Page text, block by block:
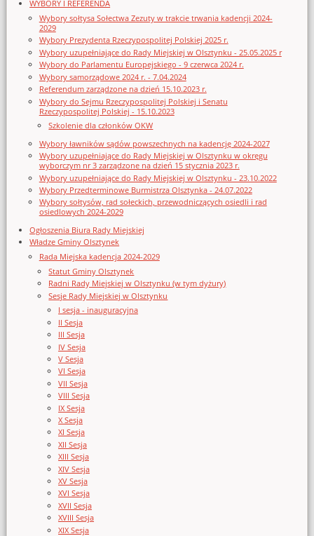
WYBORY I REFERENDA
Wybory sołtysa Sołectwa Zezuty w trakcie trwania kadencji 2024-
2029
Wybory Prezydenta Rzeczypospolitej Polskiej 2025 r.
Wybory uzupełniające do Rady Miejskiej w Olsztynku - 25.05.2025 r
Wybory do Parlamentu Europejskiego - 9 czerwca 2024 r.
Wybory samorządowe 2024 r. - 7.04.2024
Referendum zarządzone na dzień 15.10.2023 r.
Wybory do Sejmu Rzeczypospolitej Polskiej i Senatu
Rzeczypospolitej Polskiej - 15.10.2023
Szkolenie dla członków OKW
Wybory ławników sądów powszechnych na kadencję 2024-2027
Wybory uzupełniające do Rady Miejskiej w Olsztynku w okręgu
wyborczym nr 3 zarządzone na dzień 15 stycznia 2023 r.
Wybory uzupełniające do Rady Miejskiej w Olsztynku - 23.10.2022
Wybory Przedterminowe Burmistrza Olsztynka - 24.07.2022
Wybory sołtysów, rad sołeckich, przewodniczących osiedli i rad
osiedlowych 2024-2029
Ogłoszenia Biura Rady Miejskiej
Władze Gminy Olsztynek
Rada Miejska kadencja 2024-2029
Statut Gminy Olsztynek
Radni Rady Miejskiej w Olsztynku (w tym dyżury)
Sesje Rady Miejskiej w Olsztynku
I sesja - inauguracyjna
II Sesja
III Sesja
IV Sesja
V Sesja
VI Sesja
VII Sesja
VIII Sesja
IX Sesja
X Sesja
XI Sesja
XII Sesja
XIII Sesja
XIV Sesja
XV Sesja
XVI Sesja
XVII Sesja
XVIII Sesja
XIX Sesja